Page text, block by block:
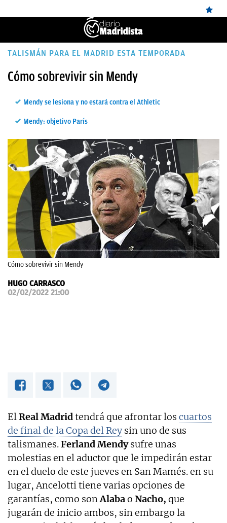
ÚLTIMAS
NOTICIAS
MADRID
BALONCESTO
CANTERA
FICHAJES
DIRECTO
FEMENINO
PAPARAZZI
OKDIARIO
TALISMÁN PARA EL MADRID ESTA TEMPORADA
Cómo sobrevivir sin Mendy
Mendy se lesiona y no estará contra el Athletic
Mendy: objetivo París
Cómo sobrevivir sin Mendy
HUGO CARRASCO
02/02/2022 21:00
ElReal Madridtendrá que afrontar los cuartos
de final de la Copa del Reysin uno de sus
talismanes.Ferland Mendysufre unas
molestias en el aductor que le impedirán estar
en el duelo de este jueves en San Mamés. en su
lugar, Ancelotti tiene varias opciones de
garantías, como sonAlabao Nacho, que
jugarán de inicio ambos, sin embargo la